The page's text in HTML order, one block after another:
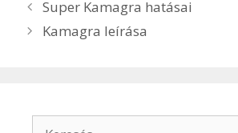
Bejegyzés
navigáció
Super Kamagra hatásai
Kamagra leírása